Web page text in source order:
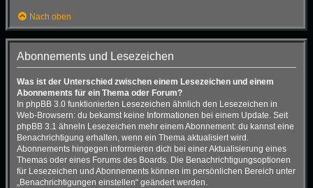
Nach oben
Abonnements und Lesezeichen
Was ist der Unterschied zwischen einem Lesezeichen und einem
Abonnements für ein Thema oder Forum?
In phpBB 3.0 funktionierten Lesezeichen ähnlich den Lesezeichen in
Web-Browsern: du bekamst keine Informationen bei einem Update. Seit
phpBB 3.1 ähneln Lesezeichen mehr einem Abonnement: du kannst eine
Benachrichtigung erhalten, wenn ein Thema aktualisiert wird.
Abonnements hingegen informieren dich bei einer Aktualisierung eines
Themas oder eines Forums des Boards. Die Benachrichtigungsoptionen
für Lesezeichen und Abonnements können im persönlichen Bereich unter
„Benachrichtigungen einstellen“ geändert werden.